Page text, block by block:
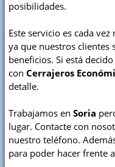
posibilidades.
Este servicio es cada
ya que nuestros clientes
beneficios. Si está
conCerrajeros
detalle.
Trabajamos enSoria
lugar. Contacte con
nuestro teléfono.
para poder hacer frente